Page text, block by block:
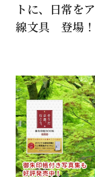
トに、日常を
線文具 登場！